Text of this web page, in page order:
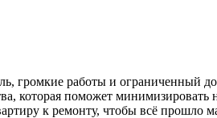
громкие работы и ограниченный
которая поможет минимизировать
к ремонту, чтобы всё прошло